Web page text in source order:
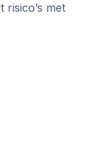
met